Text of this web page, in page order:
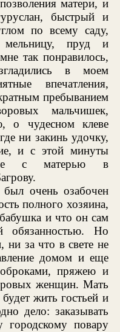
матери, и
быстрый и
по всему саду,
пруд и
так понравилось,
в моем
впечатления,
пребыванием
мальчишек,
о чудесном клеве
ни закинь удочку,
и с этой минуты
с матерью в
очень озабочен
полного хозяина,
и что он сам
обязанностью. Но
ни за что в свете не
домом и еще
пряжею и
женщин. Мать
жить гостьей и
дело: заказывать
городскому повару